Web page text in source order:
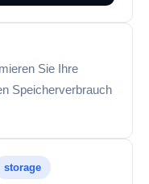
Sie Ihre
Speicherverbrauch
storage